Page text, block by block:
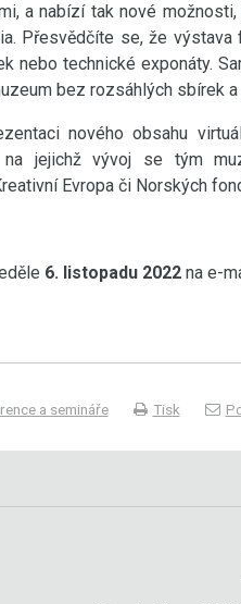
a nabízí tak nové
Přesvědčíte se, že
nebo technické exponáty.
bez rozsáhlých sbírek
nového obsahu
na jejichž vývoj se tým
Evropa či Norských
6. listopadu 2022na e-
a semináře Tisk